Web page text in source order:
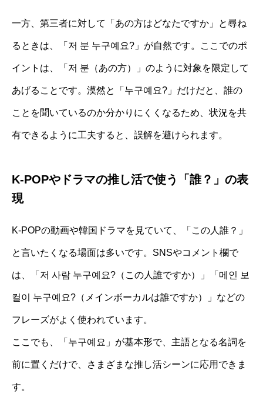
一方、第三者に対して「あの方はどなたですか」と尋ね
るときは、「저 분 누구예요?」が自然です。ここでのポ
イントは、「저 분（あの方）」のように対象を限定して
あげることです。漠然と「누구예요?」だけだと、誰の
ことを聞いているのか分かりにくくなるため、状況を共
有できるように工夫すると、誤解を避けられます。
K-POPやドラマの推し活で使う「誰？」の表
現
K-POPの動画や韓国ドラマを見ていて、「この人誰？」
と言いたくなる場面は多いです。SNSやコメント欄で
は、「저 사람 누구예요?（この人誰ですか）」「메인 보
컬이 누구예요?（メインボーカルは誰ですか）」などの
フレーズがよく使われています。
ここでも、「누구예요」が基本形で、主語となる名詞を
前に置くだけで、さまざまな推し活シーンに応用できま
す。